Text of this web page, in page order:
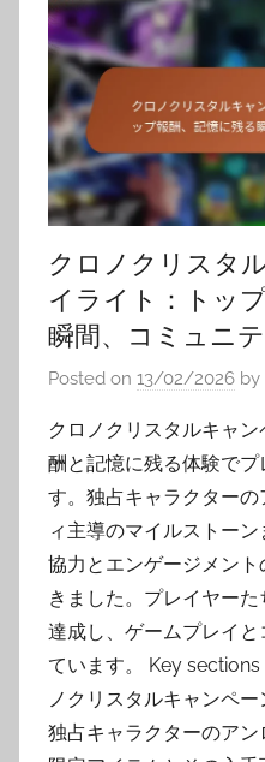
クロノクリスタ
イライト：トッ
瞬間、コミュニ
Posted on 13/02/2026 by
クロノクリスタルキャ
酬と記憶に残る体験で
す。独占キャラクター
ィ主導のマイルストー
協力とエンゲージメン
きました。プレイヤー
達成し、ゲームプレイ
ています。 Key
ノクリスタルキャンペ
独占キャラクターのア